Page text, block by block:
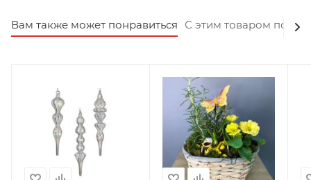
Вам также может понравиться С этим товаром